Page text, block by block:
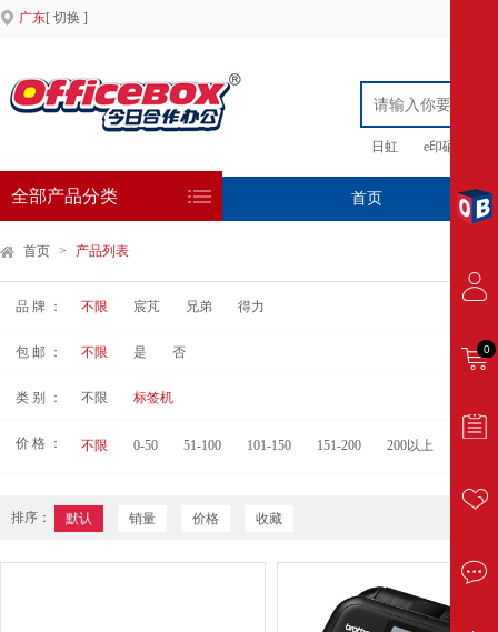
广东[ 切换 ]
日虹 e印硒鼓
全部产品分类 首页 专
首页 > 产品列表
品 牌 ： 不限 宸芃 兄弟 得力
包 邮 ： 不限 是 否
类 别 ： 不限 标签机
价 格 ： 不限 0-50 51-100 101-150 151-200 200以上
排序： 默认 销量 价格 收藏
0